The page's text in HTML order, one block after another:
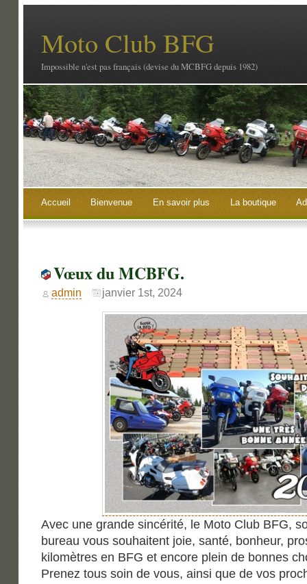
Moto Club BFG
Impossible n'est pas français (devise du MCBFG depuis 1982)
Accueil Bienvenue En savoir plus La boutique
Vœux du MCBFG.
admin janvier 1st, 2024
Avec une grande sincérité, le Moto Club BFG,
bureau vous souhaitent joie, santé, bonheur,
kilomètres en BFG et encore plein de bonnes
Prenez tous soin de vous, ainsi que de vos